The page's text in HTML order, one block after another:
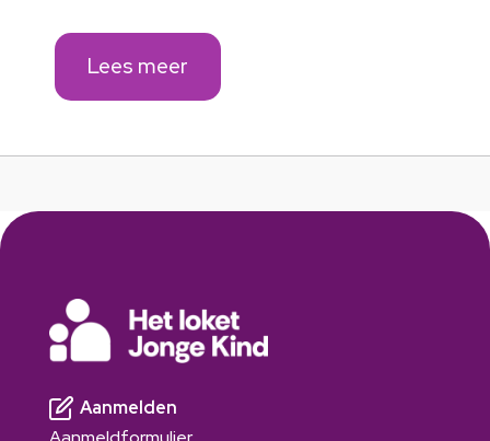
Lees meer
Aanmelden